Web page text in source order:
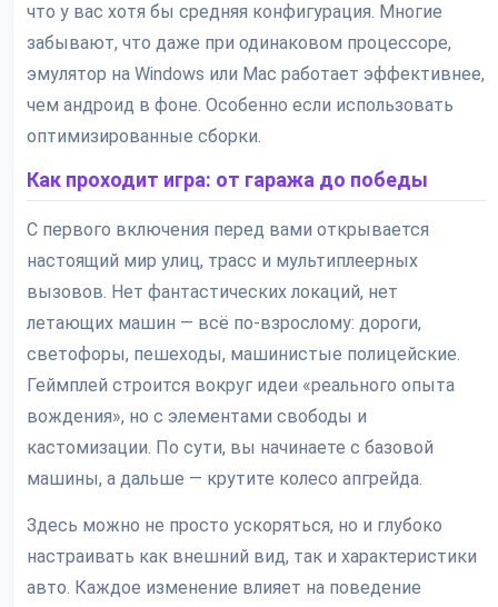
что у вас хотя бы средняя конфигурация. Многие
забывают, что даже при одинаковом процессоре,
эмулятор на Windows или Mac работает эффективнее,
чем андроид в фоне. Особенно если использовать
оптимизированные сборки.
Как проходит игра: от гаража до победы
С первого включения перед вами открывается
настоящий мир улиц, трасс и мультиплеерных
вызовов. Нет фантастических локаций, нет
летающих машин — всё по-взрослому: дороги,
светофоры, пешеходы, машинистые полицейские.
Геймплей строится вокруг идеи «реального опыта
вождения», но с элементами свободы и
кастомизации. По сути, вы начинаете с базовой
машины, а дальше — крутите колесо апгрейда.
Здесь можно не просто ускоряться, но и глубоко
настраивать как внешний вид, так и характеристики
авто. Каждое изменение влияет на поведение